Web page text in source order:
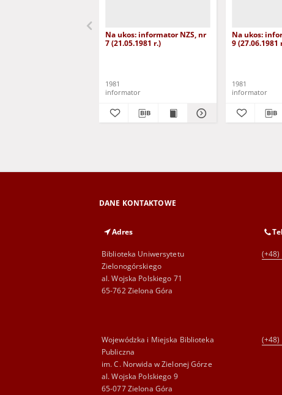
Na ukos: informator NZS, nr
7 (21.05.1981 r.)
1981
informator
Na ukos:
9 (27.06.1981
1981
informator
DANE KONTAKTOWE
Adres
Biblioteka Uniwersytetu
Zielonogórskiego
al. Wojska Polskiego 71
65-762 Zielona Góra
(+48)
Wojewódzka i Miejska Biblioteka
Publiczna
im. C. Norwida w Zielonej Górze
al. Wojska Polskiego 9
65-077 Zielona Góra
(+48)